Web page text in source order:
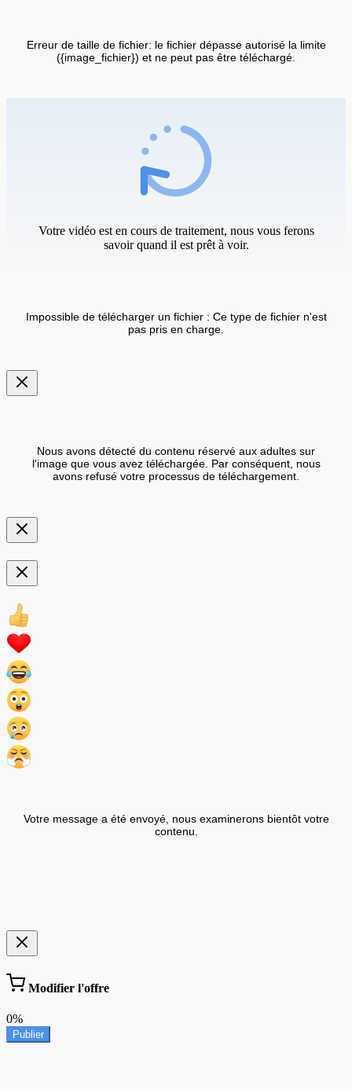
Erreur de taille de fichier: le fichier dépasse autorisé la limite
({image_fichier}) et ne peut pas être téléchargé.
Votre vidéo est en cours de traitement, nous vous ferons
savoir quand il est prêt à voir.
Impossible de télécharger un fichier : Ce type de fichier n'est
pas pris en charge.
Nous avons détecté du contenu réservé aux adultes sur
l'image que vous avez téléchargée. Par conséquent, nous
avons refusé votre processus de téléchargement.
Votre message a été envoyé, nous examinerons bientôt votre
contenu.
Modifier l'offre
0%
Publier